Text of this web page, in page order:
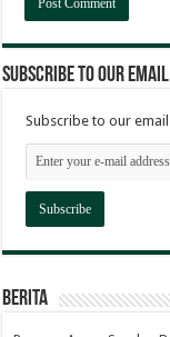
Subscribe to our
Subscribe to our
Berita